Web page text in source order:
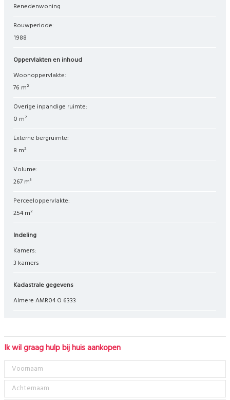
benedenwoning
Bouwperiode:
1988
Oppervlakten en inhoud
Woonoppervlakte:
76 m²
Overige inpandige ruimte:
0 m²
Externe bergruimte:
8 m²
Volume:
267 m³
Perceeloppervlakte:
254 m²
Indeling
Kamers:
3 kamers
Kadastrale gegevens
Almere AMR04 O 6333
Ik wil graag hulp bij huis aankopen